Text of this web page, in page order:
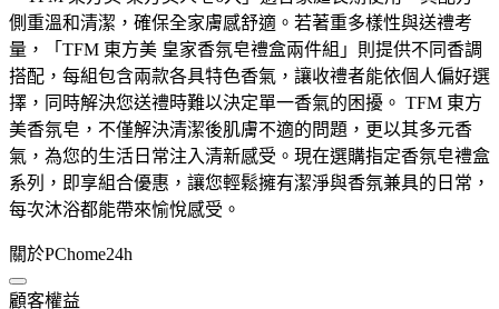
側重溫和清潔，確保全家膚感舒適。若著重多樣性與送禮考
量，「TFM 東方美 皇家香氛皂禮盒兩件組」則提供不同香調
搭配，每組包含兩款各具特色香氣，讓收禮者能依個人偏好選
擇，同時解決您送禮時難以決定單一香氣的困擾。 TFM 東方
美香氛皂，不僅解決清潔後肌膚不適的問題，更以其多元香
氣，為您的生活日常注入清新感受。現在選購指定香氛皂禮盒
系列，即享組合優惠，讓您輕鬆擁有潔淨與香氛兼具的日常，
每次沐浴都能帶來愉悅感受。
關於PChome24h
顧客權益